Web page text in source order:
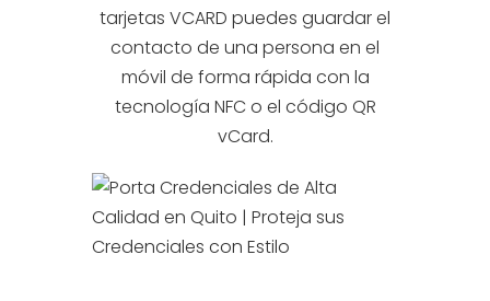
tarjetas VCARD puedes guardar el
contacto de una persona en el
móvil de forma rápida con la
tecnología NFC o el código QR
vCard.